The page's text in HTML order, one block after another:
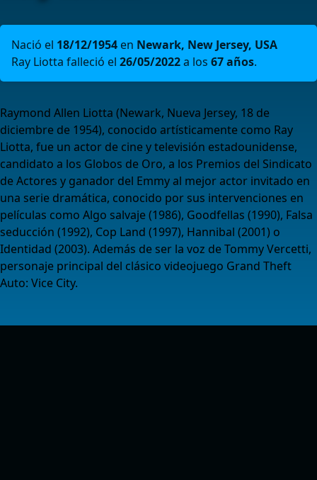
Nació el 18/12/1954 en Newark, New Jersey, USA
Ray Liotta falleció el 26/05/2022a los 67 años.
Raymond Allen Liotta (Newark, Nueva Jersey, 18 de
diciembre de 1954), conocido artísticamente como Ray
Liotta, fue un actor de cine y televisión estadounidense,
candidato a los Globos de Oro, a los Premios del Sindicato
de Actores y ganador del Emmy al mejor actor invitado en
una serie dramática, conocido por sus intervenciones en
películas como Algo salvaje (1986), Goodfellas (1990), Falsa
seducción (1992), Cop Land (1997), Hannibal (2001) o
Identidad (2003). Además de ser la voz de Tommy Vercetti,
personaje principal del clásico videojuego Grand Theft
Auto: Vice City.